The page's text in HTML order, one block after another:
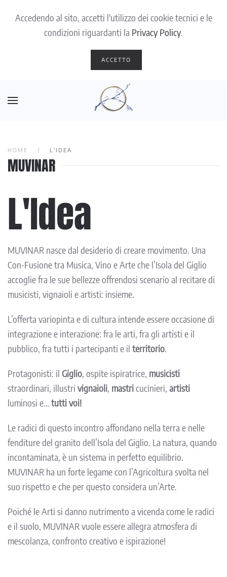
Accedendo al sito, accetti l'utilizzo dei cookie tecnici e le
condizioni riguardanti la Privacy Policy.
ACCETTO
Skip to main content
HOME L'IDEA
MUVINAR
L'Idea
MUVINAR nasce dal desiderio di creare movimento. Una
Con-Fusione tra Musica, Vino e Arte che l’Isola del Giglio
accoglie fra le sue bellezze offrendosi scenario al recitare di
musicisti, vignaioli e artisti: insieme.
L’offerta variopinta e di cultura intende essere occasione di
integrazione e interazione: fra le arti, fra gli artisti e il
pubblico, fra tutti i partecipanti e il territorio.
Protagonisti: il Giglio, ospite ispiratrice, musicisti
straordinari, illustri vignaioli, mastricucinieri, artisti
luminosi e… tutti voi!
Le radici di questo incontro affondano nella terra e nelle
fenditure del granito dell’Isola del Giglio. La natura, quando
incontaminata, è un sistema in perfetto equilibrio.
MUVINAR ha un forte legame con l’Agricoltura svolta nel
suo rispetto e che per questo considera un’Arte.
Poiché le Arti si danno nutrimento a vicenda come le radici
e il suolo, MUVINAR vuole essere allegra atmosfera di
mescolanza, confronto creativo e ispirazione!